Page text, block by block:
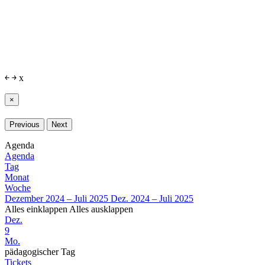
￩ ￫ x
×
Previous Next
Agenda
Agenda
Tag
Monat
Woche
Dezember 2024 – Juli 2025 Dez. 2024 – Juli 2025
Alles einklappen Alles ausklappen
Dez.
9
Mo.
pädagogischer Tag
Tickets